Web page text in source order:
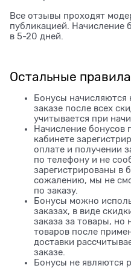
Все отзывы проходят
публикацией. Начисление
в 5-20 дней.
Остальные правила
Бонусы начисляются
заказе после всех
учитывается при
Начисление бонусов
кабинете
оплате и получении
по телефону и не
зарегистрированы в
сожалению, мы не
по заказу.
Бонусы можно
заказах, в виде
заказа за товары, но
товаров после
доставки
заказе.
Бонусы не являются